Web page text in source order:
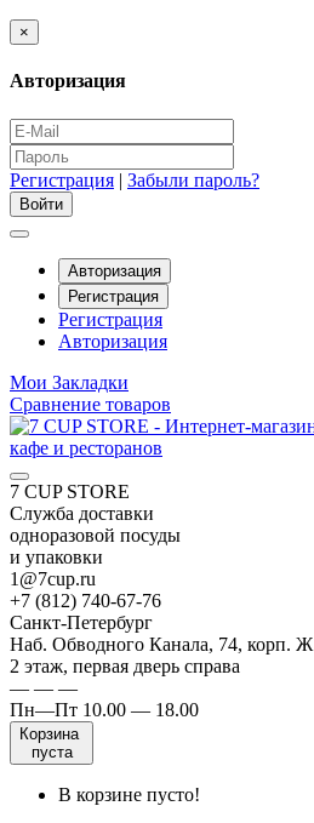
×
Авторизация
Регистрация | Забыли пароль?
Авторизация
Регистрация
Регистрация
Авторизация
Мои Закладки
Сравнение товаров
7 CUP STORE
Служба доставки
одноразовой посуды
и упаковки
1@7cup.ru
+7 (812) 740-67-76
Санкт-Петербург
Наб. Обводного Канала, 74, корп. Ж
2 этаж, первая дверь справа
— — —
Пн—Пт 10.00 — 18.00
Корзина
пуста
В корзине пусто!